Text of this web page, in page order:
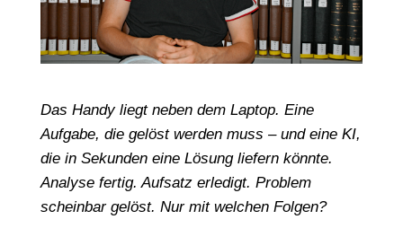
Das Handy liegt neben dem Laptop. Eine
Aufgabe, die gelöst werden muss – und eine KI,
die in Sekunden eine Lösung liefern könnte.
Analyse fertig. Aufsatz erledigt. Problem
scheinbar gelöst. Nur mit welchen Folgen?